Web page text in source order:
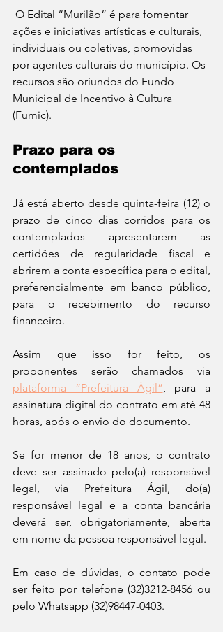
ações e iniciativas artísticas e culturais,
individuais ou coletivas, promovidas
por agentes culturais do município. Os
recursos são oriundos do Fundo
Municipal de Incentivo à Cultura
(Fumic).
Prazo para os
contemplados
Já está aberto desde quinta-feira (12) o
prazo de cinco dias corridos para os
contemplados apresentarem as
certidões de regularidade fiscal e
abrirem a conta específica para o edital,
preferencialmente em banco público,
para o recebimento do recurso
financeiro.
Assim que isso for feito, os
plataforma “Prefeitura Ágil”, para a
assinatura digital do contrato em até 48
horas, após o envio do documento.
Se for menor de 18 anos, o contrato
deve ser assinado pelo(a) responsável
legal, via Prefeitura Ágil, do(a)
responsável legal e a conta bancária
deverá ser, obrigatoriamente, aberta
em nome da pessoa responsável legal.
Em caso de dúvidas, o contato pode
ser feito por telefone (32)3212-8456 ou
pelo Whatsapp (32)98447-0403.